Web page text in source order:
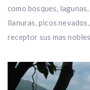
como bosques,
llanuras, picos
receptor sus mas